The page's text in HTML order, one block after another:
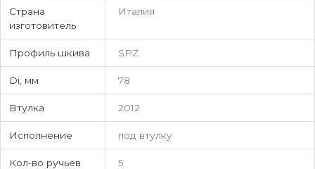
Страна
изготовитель
Италия
Профиль шкива SPZ
Di, мм 78
Втулка 2012
Исполнение под втулку
Кол-во ручьев 5